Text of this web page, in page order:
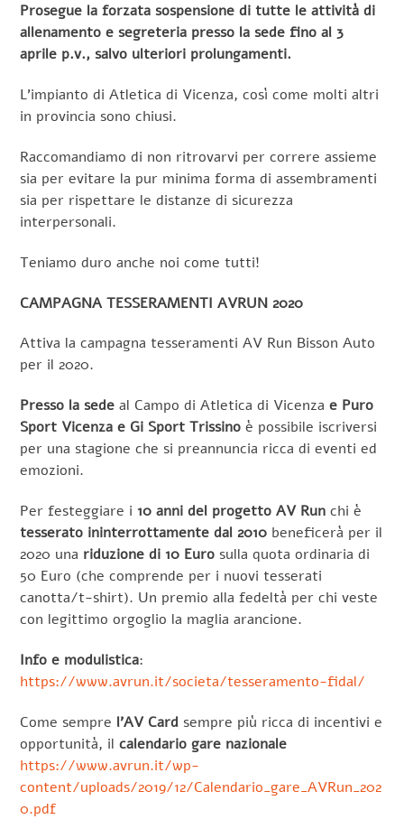
Prosegue la forzata sospensione di tutte le attività di
allenamento e segreteria presso la sede fino al 3
aprile p.v., salvo ulteriori prolungamenti.
L’impianto di Atletica di Vicenza, così come molti altri
in provincia sono chiusi.
Raccomandiamo di non ritrovarvi per correre assieme
sia per evitare la pur minima forma di assembramenti
sia per rispettare le distanze di sicurezza
interpersonali.
Teniamo duro anche noi come tutti!
CAMPAGNA TESSERAMENTI AVRUN 2020
Attiva la campagna tesseramenti AV Run Bisson Auto
per il 2020.
Presso la sede al Campo di Atletica di Vicenzae Puro
Sport Vicenza e Gi Sport Trissino è possibile iscriversi
per una stagione che si preannuncia ricca di eventi ed
emozioni.
Per festeggiare i10 anni del progetto AV Runchi è
tesserato ininterrottamente dal 2010 beneficerà per il
2020 una riduzione di 10 Euro sulla quota ordinaria di
50 Euro (che comprende per i nuovi tesserati
canotta/t-shirt). Un premio alla fedeltà per chi veste
con legittimo orgoglio la maglia arancione.
Info e modulistica:
https://www.avrun.it/societa/tesseramento-fidal/
Come sempre l’AV Card sempre più ricca di incentivi e
opportunità, ilcalendario gare nazionale
https://www.avrun.it/wp-
content/uploads/2019/12/Calendario_gare_AVRun_202
0.pdf